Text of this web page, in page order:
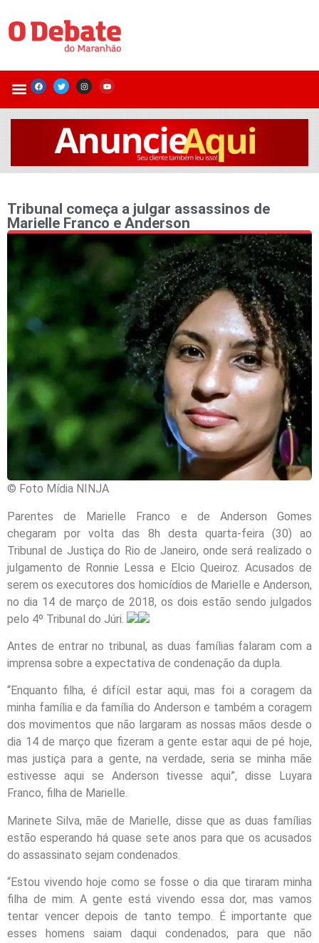
Tribunal começa a julgar assassinos de
Marielle Franco e Anderson
© Foto Mídia NINJA
Parentes de Marielle Franco e de Anderson Gomes
chegaram por volta das 8h desta quarta-feira (30) ao
Tribunal de Justiça do Rio de Janeiro, onde será realizado o
julgamento de Ronnie Lessa e Elcio Queiroz. Acusados de
serem os executores dos homicídios de Marielle e Anderson,
no dia 14 de março de 2018, os dois estão sendo julgados
pelo 4º Tribunal do Júri.
Antes de entrar no tribunal, as duas famílias falaram com a
imprensa sobre a expectativa de condenação da dupla.
“Enquanto filha, é difícil estar aqui, mas foi a coragem da
minha família e da família do Anderson e também a coragem
dos movimentos que não largaram as nossas mãos desde o
dia 14 de março que fizeram a gente estar aqui de pé hoje,
mas justiça para a gente, na verdade, seria se minha mãe
estivesse aqui se Anderson tivesse aqui”, disse Luyara
Franco, filha de Marielle.
Marinete Silva, mãe de Marielle, disse que as duas famílias
estão esperando há quase sete anos para que os acusados
do assassinato sejam condenados.
“Estou vivendo hoje como se fosse o dia que tiraram minha
filha de mim. A gente está vivendo essa dor, mas vamos
tentar vencer depois de tanto tempo. É importante que
esses homens saiam daqui condenados, para que não